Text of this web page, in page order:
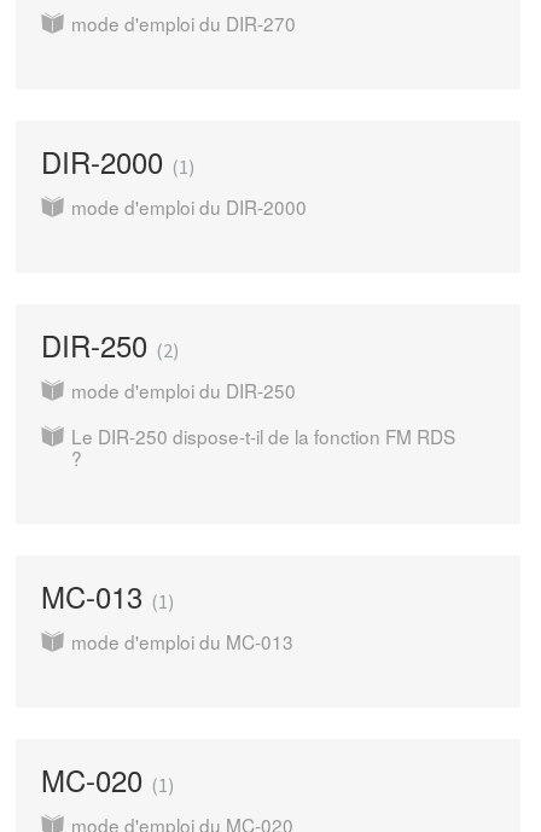
mode d'emploi du DIR-270
DIR-2000 1
mode d'emploi du DIR-2000
DIR-250 2
mode d'emploi du DIR-250
Le DIR-250 dispose-t-il de la fonction FM RDS
?
MC-013 1
mode d'emploi du MC-013
MC-020 1
mode d'emploi du MC-020